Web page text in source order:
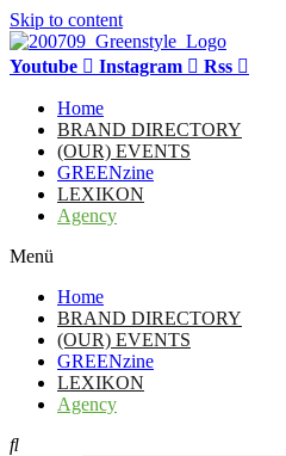
Skip to content
Youtube Instagram Rss
Home
BRAND DIRECTORY
(OUR) EVENTS
GREENzine
LEXIKON
Agency
Menü
Home
BRAND DIRECTORY
(OUR) EVENTS
GREENzine
LEXIKON
Agency